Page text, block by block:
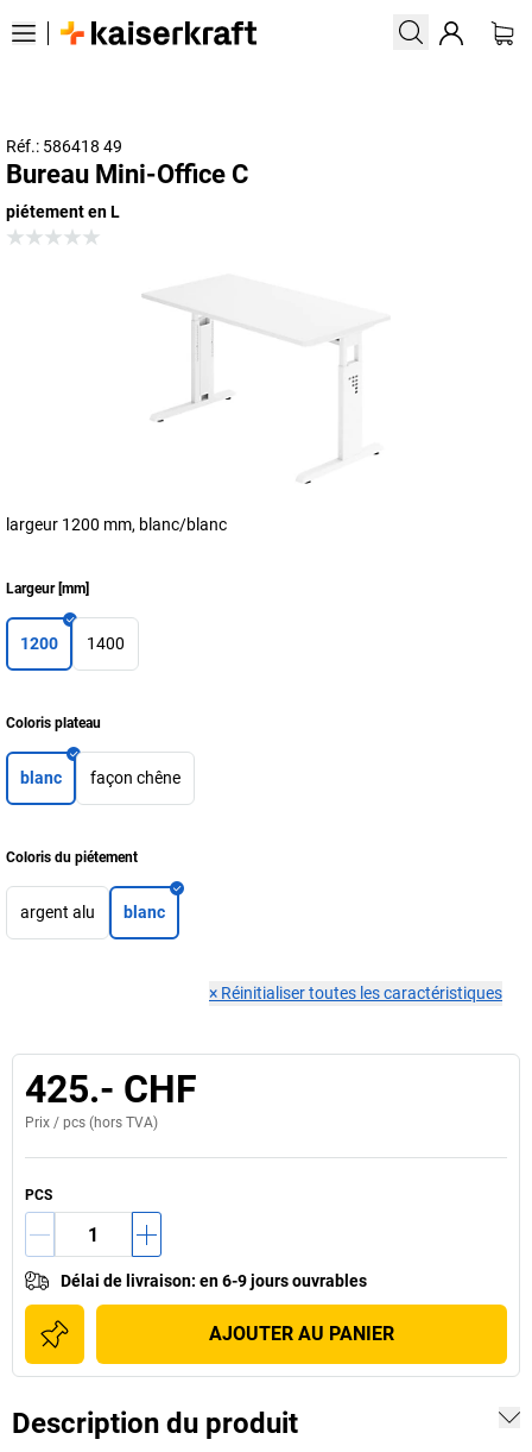
Réf.: 586418 49
Bureau Mini-Office C
piétement en L
largeur 1200 mm, blanc/blanc
Largeur[mm]
1200 1400
Coloris plateau
blanc façon chêne
Coloris du piétement
argent alu blanc
× Réinitialiser toutes les caractéristiques
425.- CHF
Prix / pcs (hors TVA)
PCS
Délai de livraison: en 6-9 jours ouvrables
AJOUTER AU PANIER
Description du produit